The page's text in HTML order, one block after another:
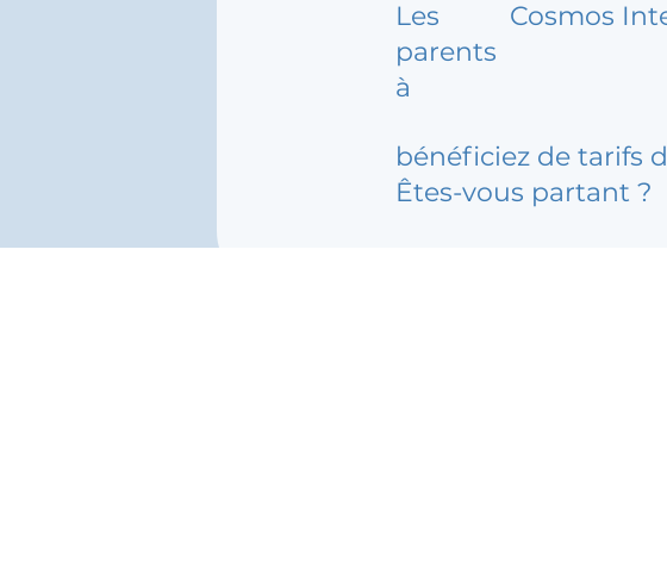
Les
parents
à
Cosmos
bénéficiez de tarifs
Êtes-vous partant ?